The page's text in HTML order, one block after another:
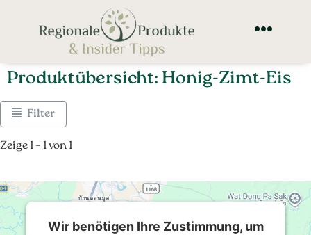
Produktübersicht: Honig-Zimt-Eis
Filter
Zeige 1 – 1 von 1
Wir benötigen Ihre Zustimmung, um